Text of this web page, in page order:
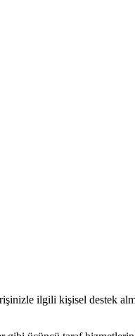
ilgili kişisel destek